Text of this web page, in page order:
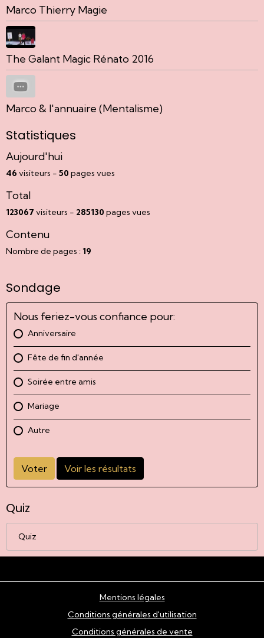
Marco Thierry Magie
The Galant Magic Rénato 2016
Marco & l'annuaire (Mentalisme)
Statistiques
Aujourd'hui
46 visiteurs - 50 pages vues
Total
123067 visiteurs - 285130 pages vues
Contenu
Nombre de pages :19
Sondage
Nous feriez-vous confiance pour:
Anniversaire
Fête de fin d'année
Soirée entre amis
Mariage
Autre
Voter Voir les résultats
Quiz
Quiz
Mentions légales
Conditions générales d'utilisation
Conditions générales de vente